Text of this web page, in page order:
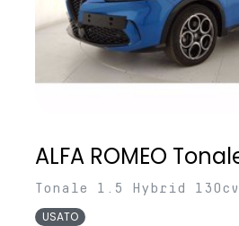
ALFA ROMEO
Tonale 1.5 Hybrid
USATO